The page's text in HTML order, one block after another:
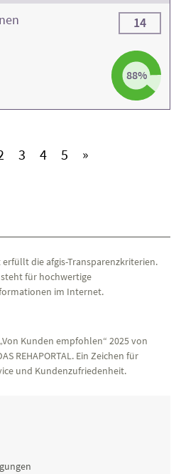
88%
14
(aktiv)
3 (aktiv)
4(aktiv)
5 (aktiv)
»
erfüllt die afgis-Transparenzkriterien.
steht für hochwertige
im Internet.
Kunden empfohlen“ 2025 von
REHAPORTAL. Ein Zeichen für
und Kundenzufriedenheit.